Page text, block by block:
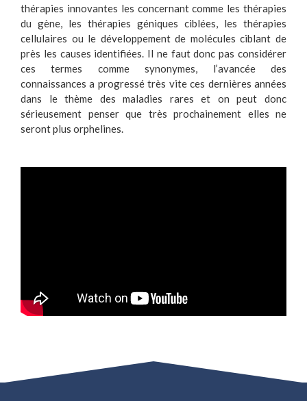
thérapies innovantes les concernant comme les thérapies
du gène, les thérapies géniques ciblées, les thérapies
cellulaires ou le développement de molécules ciblant de
près les causes identifiées. Il ne faut donc pas considérer
ces termes comme synonymes, l’avancée des
connaissances a progressé très vite ces dernières années
dans le thème des maladies rares et on peut donc
sérieusement penser que très prochainement elles ne
seront plus orphelines.